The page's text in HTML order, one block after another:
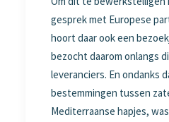
gesprek met Europese
hoort daar ook een
bezocht daarom onlangs
leveranciers. En ondanks
bestemmingen tussen
Mediterraanse hapjes,